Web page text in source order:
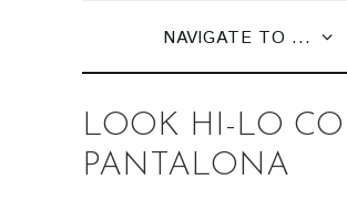
NAVIGATE TO ...
LOOK HI-LO
PANTALONA